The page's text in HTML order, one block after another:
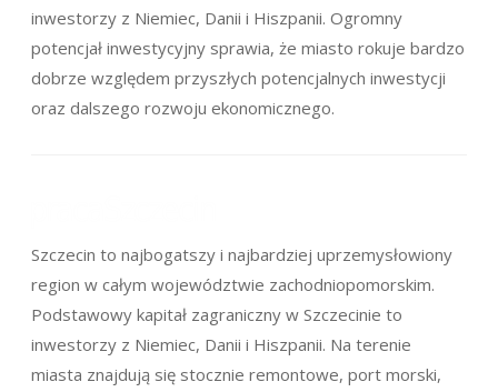
inwestorzy z Niemiec, Danii i Hiszpanii. Ogromny
potencjał inwestycyjny sprawia, że miasto rokuje bardzo
dobrze względem przyszłych potencjalnych inwestycji
oraz dalszego rozwoju ekonomicznego.
Szczecin to najbogatszy i najbardziej uprzemysłowiony
region w całym województwie zachodniopomorskim.
Podstawowy kapitał zagraniczny w Szczecinie to
inwestorzy z Niemiec, Danii i Hiszpanii. Na terenie
miasta znajdują się stocznie remontowe, port morski,